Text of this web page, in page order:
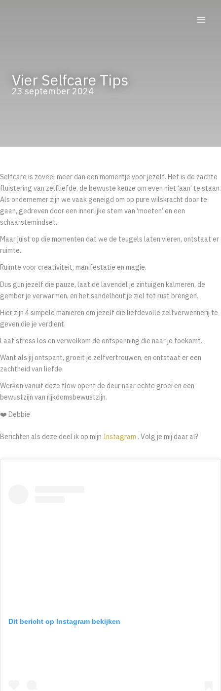
Vier Selfcare Tips
23 september 2024
Selfcare is zoveel meer dan een momentje voor jezelf. Het is de zachte
fluistering van zelfliefde, de bewuste keuze om even niet ‘aan’ te staan.
Als ondernemer zijn we vaak geneigd om op pure wilskracht door te
gaan, gedreven door een innerlijke stem van ‘moeten’ en een
schaarstemindset.
Maar juist op die momenten dat we de teugels laten vieren, ontstaat er
ruimte.
Ruimte voor creativiteit, manifestatie en magie.
Dus gun jezelf die pauze, laat de lavendel je zintuigen kalmeren, de
gember je verwarmen, en het sandelhout je ziel tot rust brengen.
Hier zijn 4 simpele manieren om jezelf die liefdevolle zelfverwennerij te
geven die je verdient.
Laat stress los en verwelkom de ontspanning die naar je toekomt.
Want als jij ontspant, groeit je zelfvertrouwen, en ontstaat er een
zachtheid van liefde.
Werken vanuit deze flow opent de deur naar echte groei en een
bewustzijn van rijkdomsbewustzijn.
❤️ Debbie
Berichten als deze deel ik op mijn Instagram . Volg je mij daar al?
Dit bericht op Instagram bekijken